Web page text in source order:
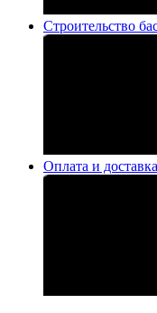
Строительство
Оплата и